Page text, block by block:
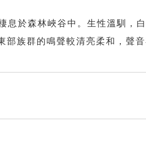
息於森林峽谷中。生性溫馴，
族群的鳴聲較清亮柔和，聲音